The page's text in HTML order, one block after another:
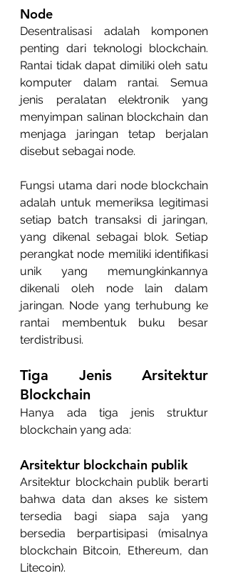
Node
Desentralisasi adalah komponen
penting dari teknologi blockchain.
Rantai tidak dapat dimiliki oleh satu
komputer dalam rantai. Semua
jenis peralatan elektronik yang
menyimpan salinan blockchain dan
menjaga jaringan tetap berjalan
disebut sebagai node.
Fungsi utama dari node blockchain
adalah untuk memeriksa legitimasi
setiap batch transaksi di jaringan,
yang dikenal sebagai blok. Setiap
perangkat node memiliki identifikasi
unik yang memungkinkannya
dikenali oleh node lain dalam
jaringan. Node yang terhubung ke
rantai membentuk buku besar
terdistribusi.
Tiga Jenis Arsitektur
Blockchain
Hanya ada tiga jenis struktur
blockchain yang ada:
Arsitektur blockchain publik
Arsitektur blockchain publik berarti
bahwa data dan akses ke sistem
tersedia bagi siapa saja yang
bersedia berpartisipasi (misalnya
blockchain Bitcoin, Ethereum, dan
Litecoin).